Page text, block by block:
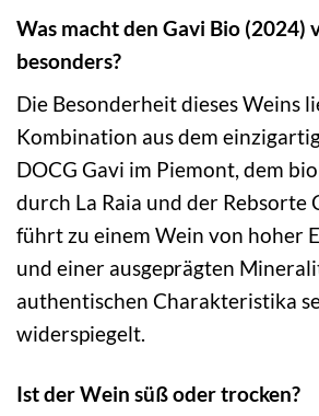
Was macht den Gavi Bio (2024)
besonders?
Die Besonderheit dieses Weins
Kombination aus dem
DOCG Gavi im Piemont, dem
durch La Raia und der Rebsorte
führt zu einem Wein von hoher
und einer ausgeprägten
authentischen Charakteristika
widerspiegelt.
Ist der Wein süß oder trocken?